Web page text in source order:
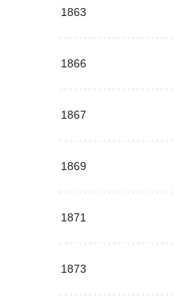
1863
1866
1867
1869
1871
1873